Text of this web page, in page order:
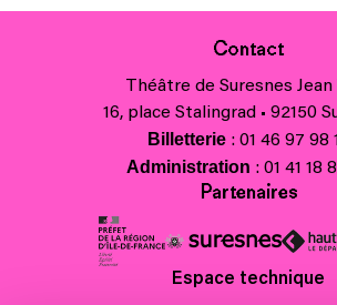
Contact
Théâtre de Suresnes Jean
16, place Stalingrad • 92150
Billetterie: 01 46 97 98
Administration : 01 41 18
Partenaires
Espace technique